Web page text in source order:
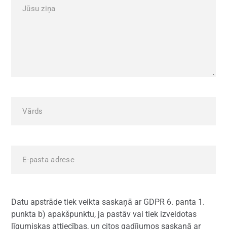
Datu apstrāde tiek veikta saskaņā ar GDPR 6. panta 1.
punkta b) apakšpunktu, ja pastāv vai tiek izveidotas
līgumiskas attiecības, un citos gadījumos saskaņā ar